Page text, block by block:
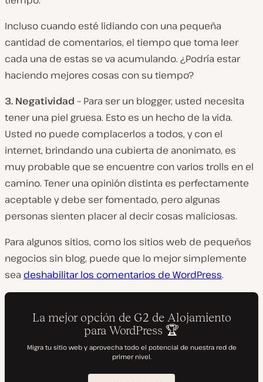
Incluso cuando esté lidiando con una pequeña
cantidad de comentarios, el tiempo que toma leer
cada una de estas se va acumulando. ¿Podría estar
haciendo mejores cosas con su tiempo?
3. Negatividad – Para ser un blogger, usted necesita
tener una piel gruesa. Esto es un hecho de la vida.
Usted no puede complacerlos a todos, y con el
internet, brindando una cubierta de anonimato, es
muy probable que se encuentre con varios trolls en el
camino. Tener una opinión distinta es perfectamente
aceptable y debe ser fomentado, pero algunas
personas sienten placer al decir cosas maliciosas.
Para algunos sitios, como los sitios web de pequeños
negocios sin blog, puede que lo mejor simplemente
sea deshabilitar los comentarios de WordPress.